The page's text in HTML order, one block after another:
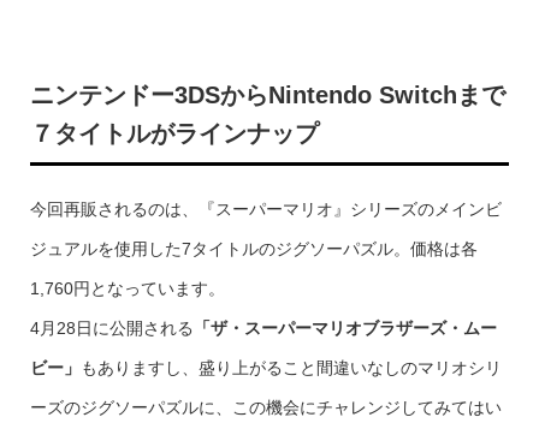
ニンテンドー3DSからNintendo Switchまで
７タイトルがラインナップ
今回再販されるのは、『スーパーマリオ』シリーズのメインビ
ジュアルを使用した7タイトルのジグソーパズル。価格は各
1,760円となっています。
4月28日に公開される 「ザ・スーパーマリオブラザーズ・ムー
ビー」 もありますし、盛り上がること間違いなしのマリオシリ
ーズのジグソーパズルに、この機会にチャレンジしてみてはい